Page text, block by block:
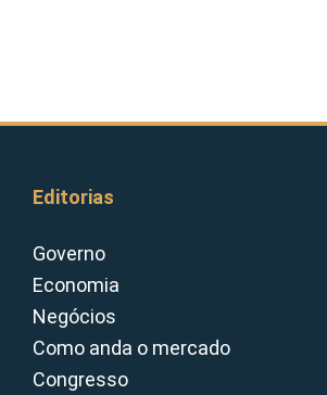
Editorias
Governo
Economia
Negócios
Como anda o mercado
Congresso